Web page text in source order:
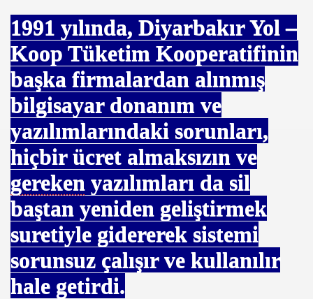
1991 yılında, Diyarbakır Yol –
Koop Tüketim Kooperatifinin
başka firmalardan alınmış
bilgisayar donanım ve
yazılımlarındaki sorunları,
hiçbir ücret almaksızın ve
gereken yazılımları da sil
baştan yeniden geliştirmek
suretiyle gidererek sistemi
sorunsuz çalışır ve kullanılır
hale getirdi.
YARIŞIYOR